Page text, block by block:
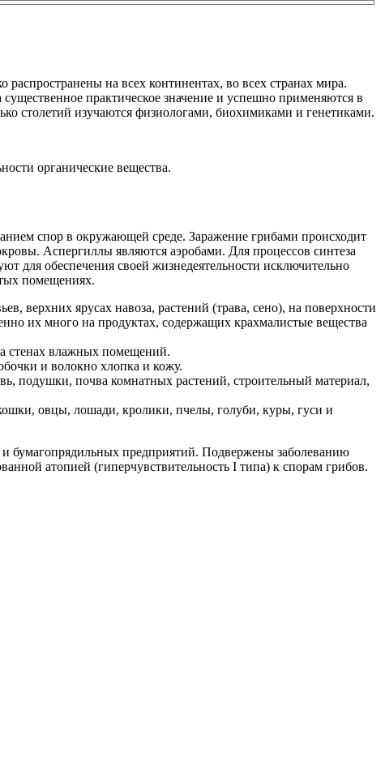
на всех континентах, во всех странах мира.
практическое значение и успешно применяются в
столетий изучаются физиологами, биохимиками и генетиками.
органические вещества.
спор в окружающей среде. Заражение грибами происходит
Аспергиллы являются аэробами. Для процессов синтеза
для обеспечения своей жизнедеятельности исключительно
помещениях.
верхних ярусах навоза, растений (трава, сено), на поверхности
их много на продуктах, содержащих крахмалистые вещества
стенах влажных помещений.
и волокно хлопка и кожу.
подушки, почва комнатных растений, строительный материал,
овцы, лошади, кролики, пчелы, голуби, куры, гуси и
и бумагопрядильных предприятий. Подвержены заболеванию
атопией (гиперчувствительность I типа) к спорам грибов.